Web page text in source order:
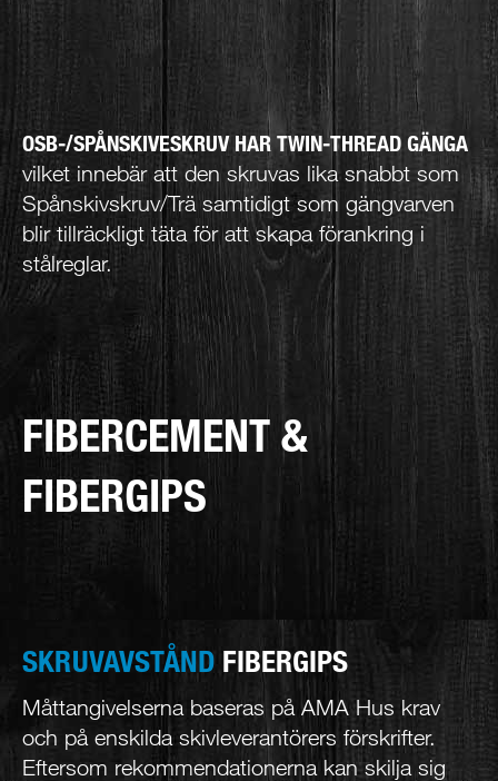
OSB-/SPÅNSKIVESKRUV HAR TWIN-THREAD GÄNGA
vilket innebär att den skruvas lika snabbt som
Spånskivskruv/Trä samtidigt som gängvarven
blir tillräckligt täta för att skapa förankring i
stålreglar.
FIBERCEMENT &
FIBERGIPS
SKRUVAVSTÅND FIBERGIPS
Måttangivelserna baseras på AMA Hus krav
och på enskilda skivleverantörers förskrifter.
Eftersom rekommendationerna kan skilja sig